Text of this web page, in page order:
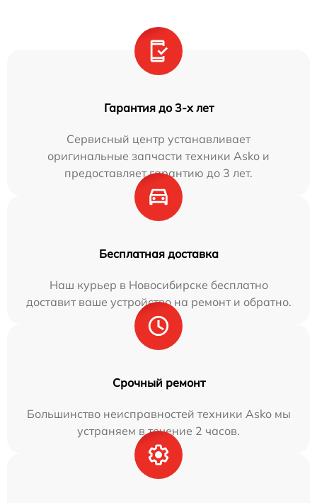
Гарантия до 3-х лет
Сервисный центр устанавливает
оригинальные запчасти техники Asko и
предоставляет гарантию до 3 лет.
Бесплатная доставка
Наш курьер в Новосибирске бесплатно
доставит ваше устройство на ремонт и обратно.
Срочный ремонт
Большинство неисправностей техники Asko мы
устраняем в течение 2 часов.